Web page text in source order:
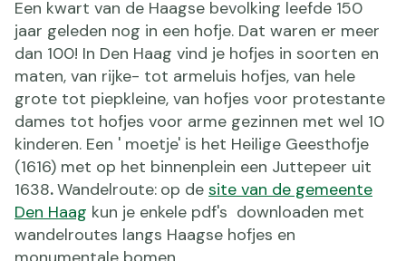
Een kwart van de Haagse bevolking leefde 150
jaar geleden nog in een hofje. Dat waren er meer
dan 100! In Den Haag vind je hofjes in soorten en
maten, van rijke- tot armeluis hofjes, van hele
grote tot piepkleine, van hofjes voor protestante
dames tot hofjes voor arme gezinnen met wel 10
kinderen. Een ' moetje' is het Heilige Geesthofje
(1616) met op het binnenplein een Juttepeer uit
1638.Wandelroute: op de site van de gemeente
Den Haag kun je enkele pdf's downloaden met
wandelroutes langs Haagse hofjes en